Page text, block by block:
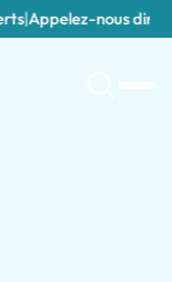
|Appelez-nous